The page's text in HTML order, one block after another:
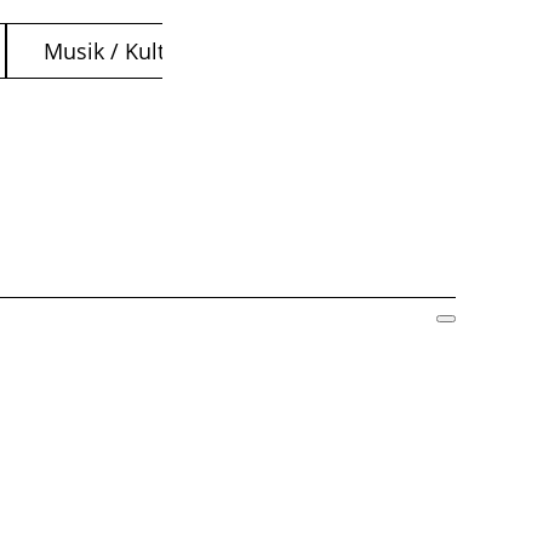
Musik / Kultur